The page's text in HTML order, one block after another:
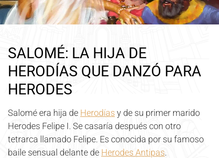
SALOMÉ: LA HIJA DE
HERODÍAS QUE DANZÓ PARA
HERODES
Salomé era hija de Herodías y de su primer marido
Herodes Felipe I. Se casaría después con otro
tetrarca llamado Felipe. Es conocida por su famoso
baile sensual delante de Herodes Antipas.